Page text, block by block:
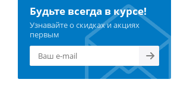
Будьте всегда в курсе!
Узнавайте о скидках и акциях
первым